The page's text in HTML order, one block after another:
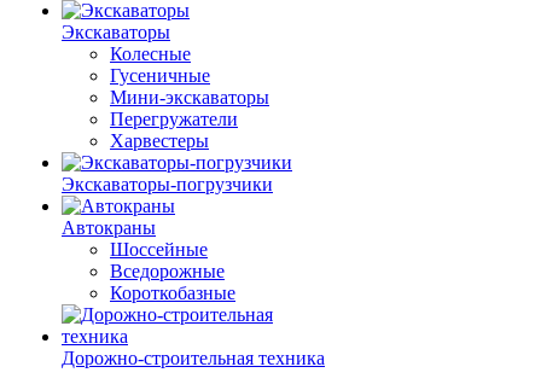
Экскаваторы
Колесные
Гусеничные
Мини-экскаваторы
Перегружатели
Харвестеры
Экскаваторы-погрузчики
Автокраны
Шоссейные
Вседорожные
Короткобазные
Дорожно-строительная техника